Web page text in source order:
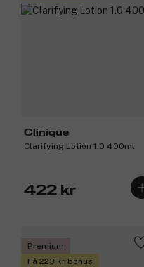
Clinique
Clarifying Lotion 1.0 400ml
422 kr
Premium
Få 223 kr bonus